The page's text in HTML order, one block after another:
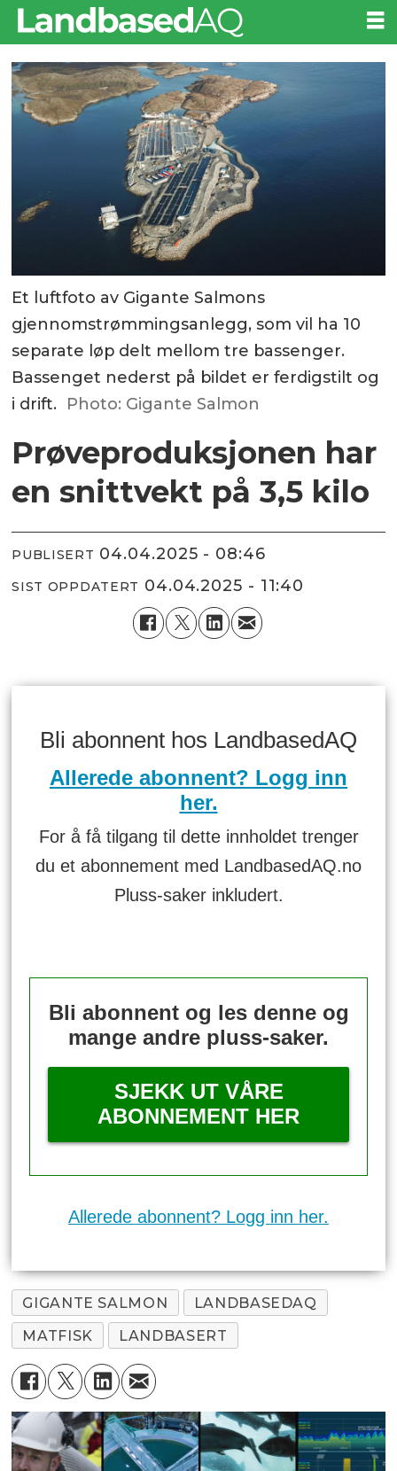
Et luftfoto av Gigante Salmons
gjennomstrømmingsanlegg, som vil ha 10
separate løp delt mellom tre bassenger.
Bassenget nederst på bildet er ferdigstilt og
i drift. Photo: Gigante Salmon
Prøveproduksjonen har
en snittvekt på 3,5 kilo
PUBLISERT 04.04.2025 - 08:46
SIST OPPDATERT 04.04.2025 - 11:40
Bli abonnent hos LandbasedAQ
Allerede abonnent? Logg inn
her.
For å få tilgang til dette innholdet trenger
du et abonnement med LandbasedAQ.no
Pluss-saker inkludert.
Bli abonnent og les denne og
mange andre pluss-saker.
SJEKK UT VÅRE
ABONNEMENT HER
Allerede abonnent? Logg inn her.
GIGANTE SALMON
LANDBASEDAQ
MATFISK
LANDBASERT